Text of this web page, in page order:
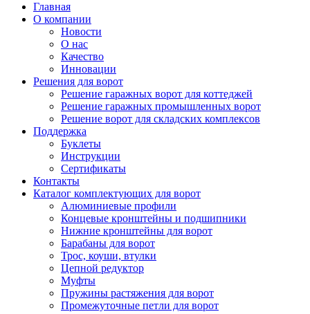
Главная
О компании
Новости
О нас
Качество
Инновации
Решения для ворот
Решение гаражных ворот для коттеджей
Решение гаражных промышленных ворот
Решение ворот для складских комплексов
Поддержка
Буклеты
Инструкции
Сертификаты
Контакты
Каталог комплектующих для ворот
Алюминиевые профили
Концевые кронштейны и подшипники
Нижние кронштейны для ворот
Барабаны для ворот
Трос, коуши, втулки
Цепной редуктор
Муфты
Пружины растяжения для ворот
Промежуточные петли для ворот